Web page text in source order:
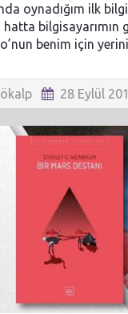
oynadığım ilk
hatta bilgisayarımın
benim için
28 Eylül